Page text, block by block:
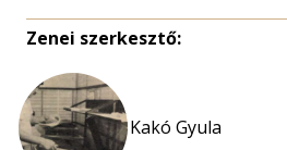
Zenei szerkesztő:
Kakó Gyula